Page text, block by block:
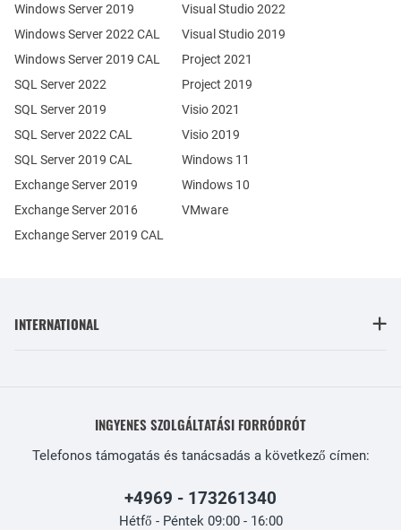
Windows Server 2019
Exchange Server 2019
Exchange Server 2016
SQL Server 2022
SQL Server 2019
Windows Server 2022 CAL
Windows Server 2019 CAL
SQL Server 2022 CAL
SQL Server 2019 CAL
Exchange Server 2019 CAL
Visual Studio 2022
Visual Studio 2019
Project 2021
Project 2019
Visio 2021
Visio 2019
Windows 11
Windows 10
VMware
INTERNATIONAL
INGYENES SZOLGÁLTATÁSI FORRÓDRÓT
Telefonos támogatás és tanácsadás a következő címen:
+4969 - 173261340
Hétfő - Péntek 09:00 - 16:00